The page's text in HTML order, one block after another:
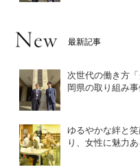
最新記事
次世代の働き方
岡県の取り組み事
ゆるやかな絆と
り、女性に魅力あ